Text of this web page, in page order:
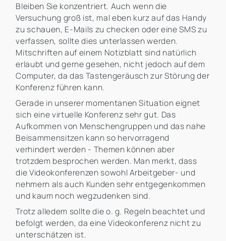
Bleiben Sie konzentriert. Auch wenn die
Versuchung groß ist, mal eben kurz auf das Handy
zu schauen, E-Mails zu checken oder eine SMS zu
verfassen, sollte dies unterlassen werden.
Mitschriften auf einem Notizblatt sind natürlich
erlaubt und gerne gesehen, nicht jedoch auf dem
Computer, da das Tastengeräusch zur Störung der
Konferenz führen kann.
Gerade in unserer momentanen Situation eignet
sich eine virtuelle Konferenz sehr gut. Das
Aufkommen von Menschengruppen und das nahe
Beisammensitzen kann so hervorragend
verhindert werden - Themen können aber
trotzdem besprochen werden. Man merkt, dass
die Videokonferenzen sowohl Arbeitgeber- und
nehmern als auch Kunden sehr entgegenkommen
und kaum noch wegzudenken sind.
Trotz alledem sollte die o. g. Regeln beachtet und
befolgt werden, da eine Videokonferenz nicht zu
unterschätzen ist.